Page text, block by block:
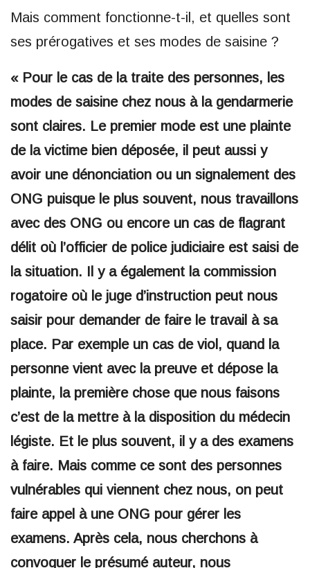
Mais comment fonctionne-t-il, et quelles sont
ses prérogatives et ses modes de saisine ?
« Pour le cas de la traite des personnes, les
modes de saisine chez nous à la gendarmerie
sont claires. Le premier mode est une plainte
de la victime bien déposée, il peut aussi y
avoir une dénonciation ou un signalement des
ONG puisque le plus souvent, nous travaillons
avec des ONG ou encore un cas de flagrant
délit où l’officier de police judiciaire est saisi de
la situation. Il y a également la commission
rogatoire où le juge d’instruction peut nous
saisir pour demander de faire le travail à sa
place. Par exemple un cas de viol, quand la
personne vient avec la preuve et dépose la
plainte, la première chose que nous faisons
c’est de la mettre à la disposition du médecin
légiste. Et le plus souvent, il y a des examens
à faire. Mais comme ce sont des personnes
vulnérables qui viennent chez nous, on peut
faire appel à une ONG pour gérer les
examens. Après cela, nous cherchons à
convoquer le présumé auteur, nous